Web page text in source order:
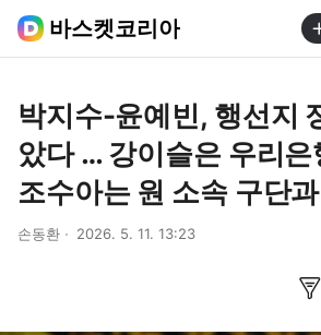
바스켓코리아
박지수-윤예빈, 행선지
았다 … 강이슬은 우리
조수아는 원 소속 구단
손동환 2026. 5. 11. 13:23